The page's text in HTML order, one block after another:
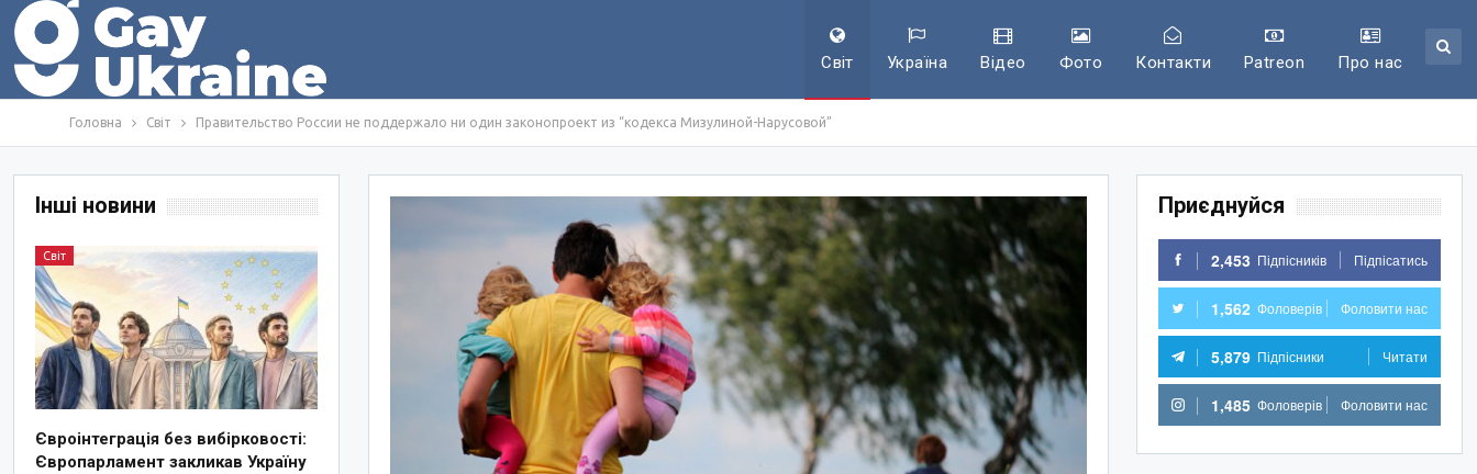
Світ Україна Відео Фото Контакти Patreon Про нас
Головна Світ Правительство России не поддержало ни один законопроект из “кодекса Мизулиной-Нарусовой”
Приєднуйся
2,453 Підпісників Підпісатись
1,562 Фоловерів Фоловити нас
5,879 Підпісники Читати
1,485 Фоловерів Фоловити нас
Інші новини
Світ
Євроінтеграція без вибірковості:
Європарламент закликав Україну